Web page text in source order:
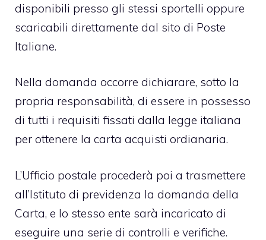
disponibili presso gli stessi sportelli oppure
scaricabili direttamente dal sito di Poste
Italiane.
Nella domanda occorre dichiarare, sotto la
propria responsabilità, di essere in possesso
di tutti i requisiti fissati dalla legge italiana
per ottenere la carta acquisti ordianaria.
L’Ufficio postale procederà poi a trasmettere
all’Istituto di previdenza la domanda della
Carta, e lo stesso ente sarà incaricato di
eseguire una serie di controlli e verifiche.